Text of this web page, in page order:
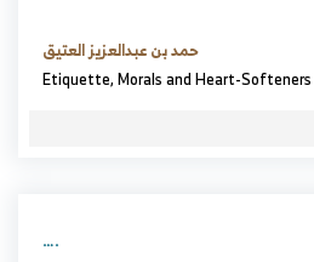
حمد بن عبدالعزيز العتيق
Etiquette, Morals and Heart-Softeners
….